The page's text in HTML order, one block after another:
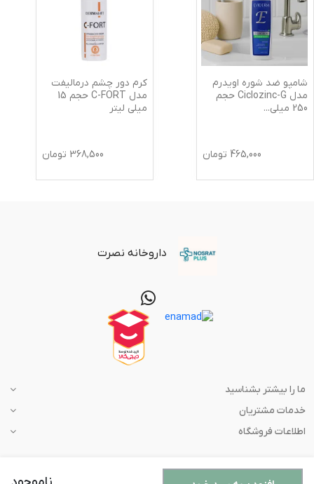
شامپو ضد شوره اویدرم
مدل Ciclozinc-G حجم
250 میلی‌
...
465,000 تومان
کرم دور چشم درمالیفت
مدل C-FORT حجم 15
میلی لیتر
368,500 تومان
داروخانه نصرت
ما را بیشتر بشناسید
خدمات مشتریان
اطلاعات فروشگاه